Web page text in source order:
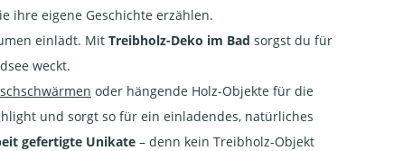
ihre eigene Geschichte erzählen.
einlädt. Mit Treibholz-Deko im Bad sorgst du für
weckt.
oder hängende Holz-Objekte für die
und sorgt so für ein einladendes, natürliches
gefertigte Unikate – denn kein Treibholz-Objekt